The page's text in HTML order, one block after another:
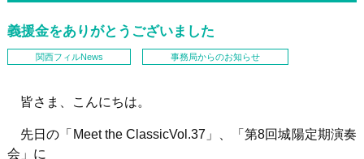
義援金をありがとうございました
関西フィルNews 事務局からのお知らせ
皆さま、こんにちは。
先日の「Meet the ClassicVol.37」、「第8回城陽定期演奏
会」に